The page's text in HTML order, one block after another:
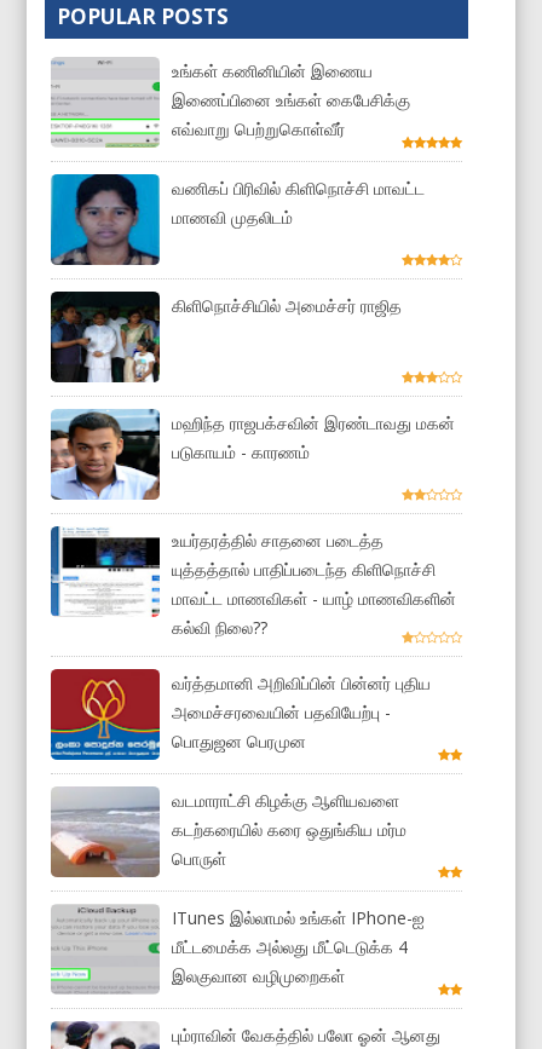
POPULAR POSTS
உங்கள் கணினியின் இணைய
இணைப்பினை உங்கள் கைபேசிக்கு
எவ்வாறு பெற்றுகொள்வீர்
வணிகப் பிரிவில் கிளிநொச்சி மாவட்ட
மாணவி முதலிடம்
கிளிநொச்சியில் அமைச்சர் ராஜித
மஹிந்த ராஜபக்சவின் இரண்டாவது மகன்
படுகாயம் - காரணம்
உயர்தரத்தில் சாதனை படைத்த
யுத்தத்தால் பாதிப்படைந்த கிளிநொச்சி
மாவட்ட மாணவிகள் - யாழ் மாணவிகளின்
கல்வி நிலை??
வர்த்தமானி அறிவிப்பின் பின்னர் புதிய
அமைச்சரவையின் பதவியேற்பு -
பொதுஜன பெரமுன
வடமாராட்சி கிழக்கு ஆளியவளை
கடற்கரையில் கரை ஒதுங்கிய மர்ம
பொருள்
ITunes இல்லாமல் உங்கள் IPhone-ஐ
மீட்டமைக்க அல்லது மீட்டெடுக்க 4
இலகுவான வழிமுறைகள்
பும்ராவின் வேகத்தில் பலோ ஓன் ஆனது